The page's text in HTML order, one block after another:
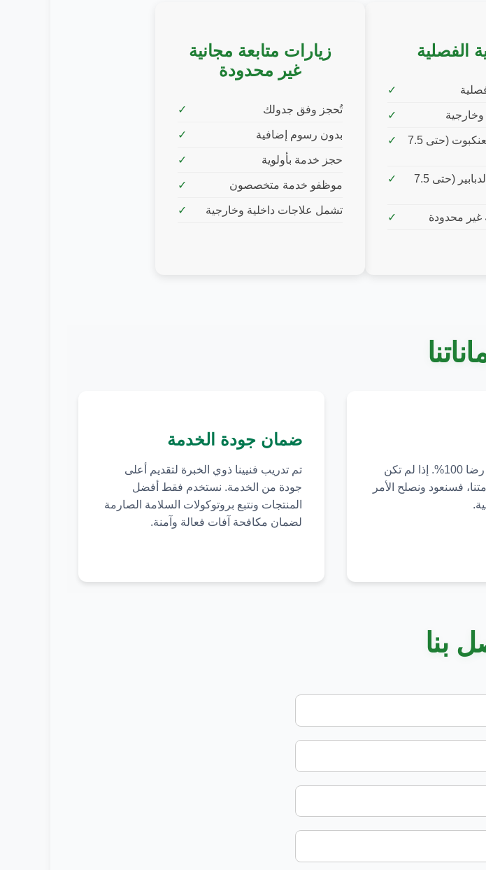
الفصلية
وخارجية
إزالة شبكات العنكبوت (حتى 7.5
إزالة أعشاش الدبابير (حتى 7.5
محدودة
زيارات متابعة مجانية
غير محدودة
تُحجز وفق جدولك
بدون رسوم إضافية
حجز خدمة بأولوية
موظفو خدمة متخصصون
تشمل علاجات داخلية وخارجية
ندعم عملنا بضمان رضا 100%. إذا لم تكن
فسنعود ونصلح الأمر
ضمان جودة الخدمة
تم تدريب فنيينا ذوي الخبرة لتقديم أعلى
جودة من الخدمة. نستخدم فقط أفضل
المنتجات ونتبع بروتوكولات السلامة الصارمة
لضمان مكافحة آفات فعالة وآمنة.
بنا